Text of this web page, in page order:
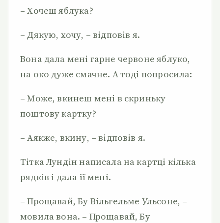
– Хочеш яблука?
– Дякую, хочу, – відповів я.
Вона дала мені гарне червоне яблуко,
на око дуже смачне. А тоді попросила:
– Може, вкинеш мені в скриньку
поштову картку?
– Аякже, вкину, – відповів я.
Тітка Лундін написала на картці кілька
рядків і дала її мені.
– Прощавай, Бу Вільгельме Ульсоне, –
мовила вона. – Прощавай, Бу